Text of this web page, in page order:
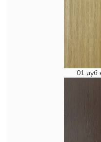
01 дуб